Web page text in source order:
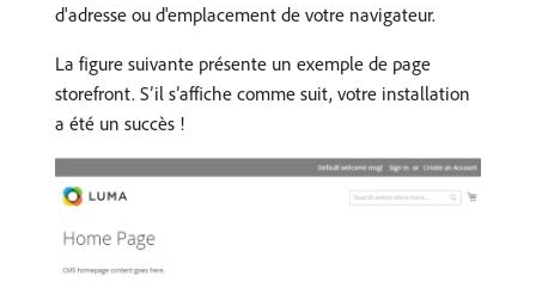
d'adresse ou d'emplacement de votre navigateur.
La figure suivante présente un exemple de page
storefront. S’il s’affiche comme suit, votre installation
a été un succès !